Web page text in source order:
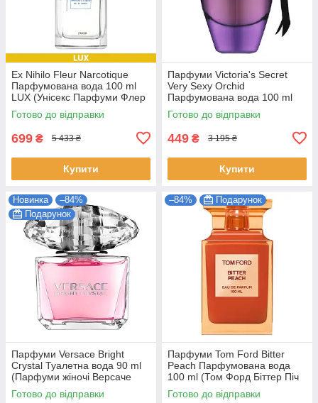
Ex Nihilo Fleur Narcotique
Парфумована вода 100 ml
LUX (Унісекс Парфуми Флер
Наркотика EDP)
Готово до відправки
699 ₴ 5 433 ₴
Купити
Парфуми Victoria's Secret
Very Sexy Orchid
Парфумована вода 100 ml
(Victoria's Secret Very Sexy
Orchid Жіночі)
Готово до відправки
449 ₴ 3 195 ₴
Купити
Новинка
–84%
Подарунок
Парфуми Versace Bright
Crystal Туалетна вода 90 ml
(Парфуми жіночі Версаче
Брайт Крістал Парфуми)
Готово до відправки
–84% Подарунок
Парфуми Tom Ford Bitter
Peach Парфумована вода
100 ml (Том Форд Біттер Піч
bitter peach tom ford)
Готово до відправки